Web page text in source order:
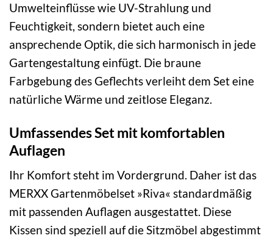
Umwelteinflüsse wie UV-Strahlung und
Feuchtigkeit, sondern bietet auch eine
ansprechende Optik, die sich harmonisch in jede
Gartengestaltung einfügt. Die braune
Farbgebung des Geflechts verleiht dem Set eine
natürliche Wärme und zeitlose Eleganz.
Umfassendes Set mit komfortablen
Auflagen
Ihr Komfort steht im Vordergrund. Daher ist das
MERXX Gartenmöbelset »Riva« standardmäßig
mit passenden Auflagen ausgestattet. Diese
Kissen sind speziell auf die Sitzmöbel abgestimmt